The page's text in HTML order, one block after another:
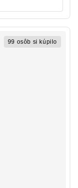
99 osôb si kúpilo